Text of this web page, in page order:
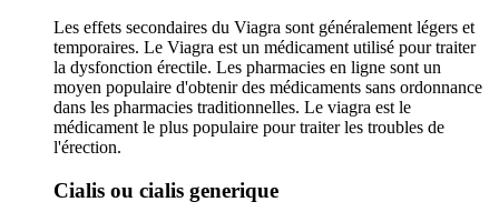
Les effets secondaires du Viagra sont généralement légers et
temporaires. Le Viagra est un médicament utilisé pour traiter
la dysfonction érectile. Les pharmacies en ligne sont un
moyen populaire d'obtenir des médicaments sans ordonnance
dans les pharmacies traditionnelles. Le viagra est le
médicament le plus populaire pour traiter les troubles de
l'érection.
Cialis ou cialis generique